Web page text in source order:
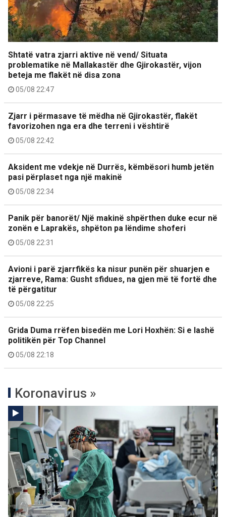
Shtatë vatra zjarri aktive në vend/ Situata
problematike në Mallakastër dhe Gjirokastër, vijon
beteja me flakët në disa zona
05/08 22:47
Zjarr i përmasave të mëdha në Gjirokastër, flakët
favorizohen nga era dhe terreni i vështirë
05/08 22:42
Aksident me vdekje në Durrës, këmbësori humb jetën
pasi përplaset nga një makinë
05/08 22:34
Panik për banorët/ Një makinë shpërthen duke ecur në
zonën e Laprakës, shpëton pa lëndime shoferi
05/08 22:31
Avioni i parë zjarrfikës ka nisur punën për shuarjen e
zjarreve, Rama: Gusht sfidues, na gjen më të fortë dhe
të përgatitur
05/08 22:25
Grida Duma rrëfen bisedën me Lori Hoxhën: Si e lashë
politikën për Top Channel
05/08 22:18
Koronavirus »